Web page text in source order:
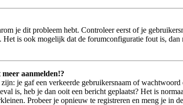
je dit probleem hebt. Controleer eerst of je
Het is ook mogelijk dat de forumconfiguratie fout is,
aanmelden!?
je gaf een verkeerde gebruikersnaam of
is, heb je dan ooit een bericht geplaatst? Het is
Probeer je opnieuw te registreren en meng je in